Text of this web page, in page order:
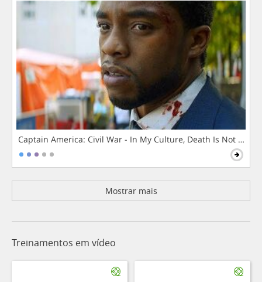
Captain America: Civil War - In My Culture, Death Is Not The
Mostrar mais
Treinamentos em vídeo